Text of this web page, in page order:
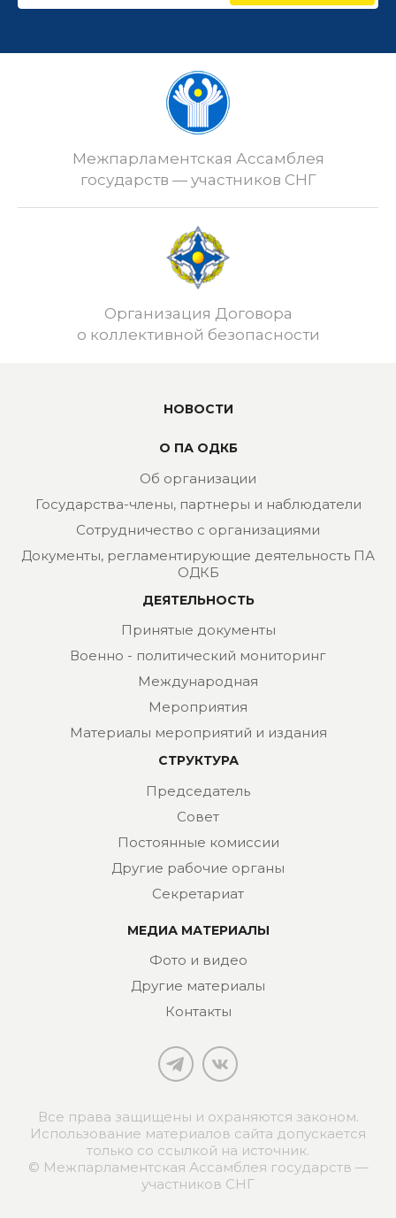
Межпарламентская Ассамблея
государств — участников СНГ
Организация Договора
о коллективной безопасности
НОВОСТИ
О ПА ОДКБ
Об организации
Государства-члены, партнеры и наблюдатели
Сотрудничество с организациями
Документы, регламентирующие деятельность ПА
ОДКБ
ДЕЯТЕЛЬНОСТЬ
Принятые документы
Военно - политический мониторинг
Международная
Мероприятия
Материалы мероприятий и издания
СТРУКТУРА
Председатель
Совет
Постоянные комиссии
Другие рабочие органы
Секретариат
МЕДИА МАТЕРИАЛЫ
Фото и видео
Другие материалы
Контакты
Все права защищены и охраняются законом.
Использование материалов сайта допускается
только со ссылкой на источник.
© Межпарламентская Ассамблея государств —
участников СНГ